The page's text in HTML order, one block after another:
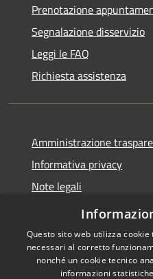
Prenotazione
Segnalazione disservizio
Leggi le FAQ
Richiesta assistenza
Amministrazione
Informativa privacy
Note legali
Dichiarazione di
Questo sito web utilizza
necessari al corretto
nonché un cookie tecnico
informazioni